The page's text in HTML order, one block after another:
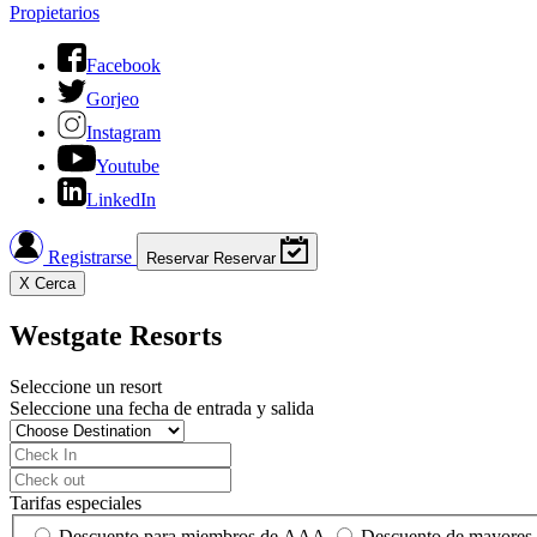
Propietarios
Facebook
Gorjeo
Instagram
Youtube
LinkedIn
Registrarse Reservar Reservar
X Cerca
Westgate Resorts
Seleccione un resort
Seleccione una fecha de entrada y salida
Tarifas especiales